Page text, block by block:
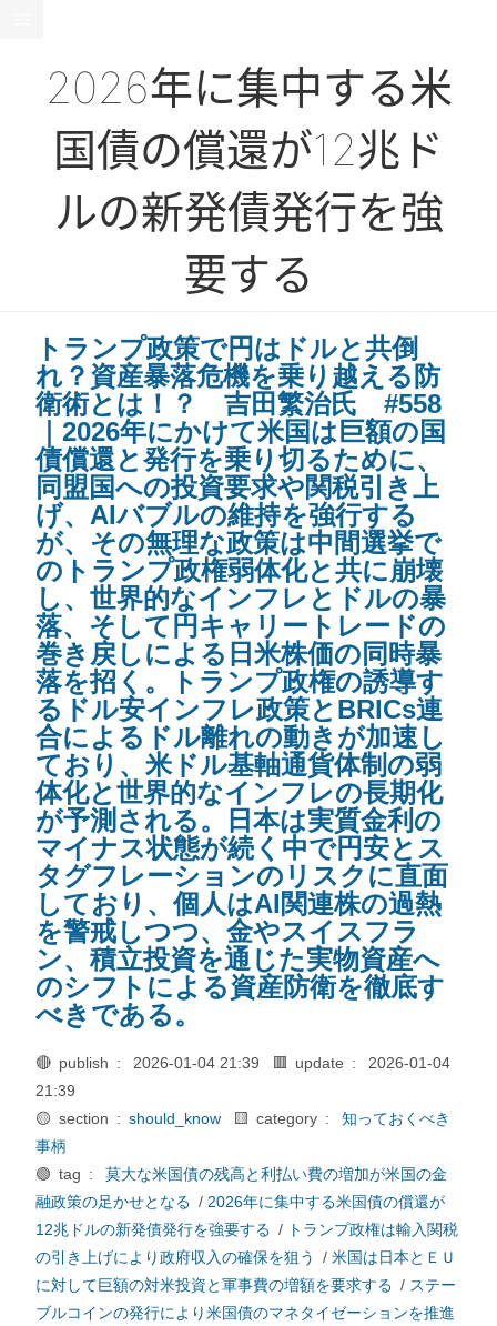
2026年に集中する米
国債の償還が12兆ド
ルの新発債発行を強
要する
トランプ政策で円はドルと共倒
れ？資産暴落危機を乗り越える防
衛術とは！？ 吉田繁治氏 #558
｜2026年にかけて米国は巨額の国
債償還と発行を乗り切るために、
同盟国への投資要求や関税引き上
げ、AIバブルの維持を強行する
が、その無理な政策は中間選挙で
のトランプ政権弱体化と共に崩壊
し、世界的なインフレとドルの暴
落、そして円キャリートレードの
巻き戻しによる日米株価の同時暴
落を招く。トランプ政権の誘導す
るドル安インフレ政策とBRICs連
合によるドル離れの動きが加速し
ており、米ドル基軸通貨体制の弱
体化と世界的なインフレの長期化
が予測される。日本は実質金利の
マイナス状態が続く中で円安とス
タグフレーションのリスクに直面
しており、個人はAI関連株の過熱
を警戒しつつ、金やスイスフラ
ン、積立投資を通じた実物資産へ
のシフトによる資産防衛を徹底す
べきである。
🔴 publish : 2026-01-04 21:39 🟥 update :
2026-01-04
21:39
🟡 section : should_know 🟨 category :
知っておくべき
事柄
🟢 tag :
莫大な米国債の残高と利払い費の増加が米国の金
融政策の足かせとなる / 2026年に集中する米国債の償還が
12兆ドルの新発債発行を強要する / トランプ政権は輸入関税
の引き上げにより政府収入の確保を狙う
/ 米国は日本とＥＵ
に対して巨額の対米投資と軍事費の増額を要求する / ステー
ブルコインの発行により米国債のマネタイゼーションを推進